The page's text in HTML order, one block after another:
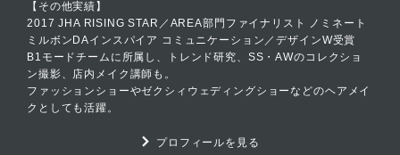
【その他実績】
2017 JHA RISING STAR／AREA部門ファイナリスト ノミネート
ミルボンDAインスパイア コミュニケーション／デザインW受賞
B1モードチームに所属し、トレンド研究、SS・AWのコレクショ
ン撮影、店内メイク講師も。
ファッションショーやゼクシィウェディングショーなどのヘアメイ
クとしても活躍。
プロフィールを見る